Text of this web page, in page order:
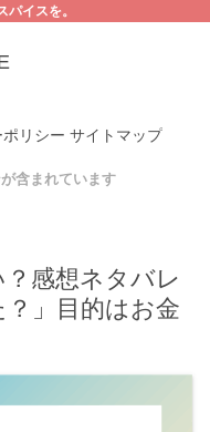
イスを。
リシー サイトマップ
含まれています
？感想ネタバレ
？」目的はお金